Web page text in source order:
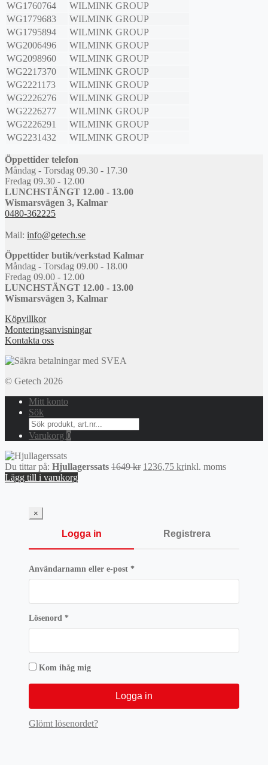
WG1760764
WILMINK GROUP
WG1779683
WILMINK GROUP
WG1795894
WILMINK GROUP
WG2006496
WILMINK GROUP
WG2098960
WILMINK GROUP
WG2217370
WILMINK GROUP
WG2221173
WILMINK GROUP
WG2226276
WILMINK GROUP
WG2226277
WILMINK GROUP
WG2226291
WILMINK GROUP
WG2231432
WILMINK GROUP
Öppettider telefon
Måndag - Torsdag 09.30 - 17.30
Fredag 09.30 - 12.00
LUNCHSTÄNGT 12.00 - 13.00
Wismarsvägen 3, Kalmar
0480-362225
Mail: info@getech.se
Öppettider butik/verkstad Kalmar
Måndag - Torsdag 09.00 - 18.00
Fredag 09.00 - 12.00
LUNCHSTÄNGT 12.00 - 13.00
Wismarsvägen 3, Kalmar
Köpvillkor
Monteringsanvisningar
Kontakta oss
© Getech 2026
Mitt konto
Sök
Search
for:
Varukorg 0
Du tittar på: Hjullagerssats 1649kr Det
1236,75 krDet
inkl. moms
Lägg till i varukorg
×
Logga in Registrera
Användarnamn eller e-post *Obligatoriskt
Lösenord *Obligatoriskt
Kom ihåg mig
Logga in
Glömt lösenordet?